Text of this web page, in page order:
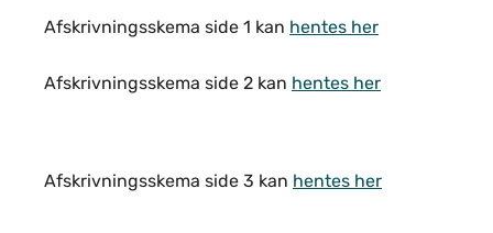
Afskrivningsskema side 1 kan hentes her
Afskrivningsskema side 2 kan hentes her
Afskrivningsskema side 3 kan hentes her